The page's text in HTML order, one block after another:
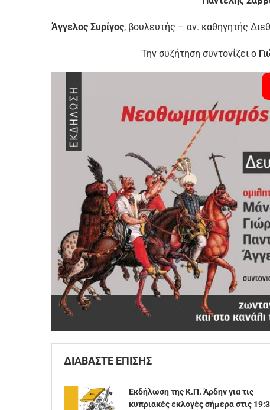
Άγγελος Συρίγος, βουλευτής – αν. καθηγητής
Την συζήτηση συντονίζει ο
ΔΙΑΒΑΣΤΕ ΕΠΙΣΗΣ
Εκδήλωση της Κ.Π. Άρδην για τις
κυπριακές εκλογές σήμερα στις